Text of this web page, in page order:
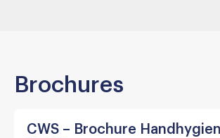
Brochures
CWS – Brochure